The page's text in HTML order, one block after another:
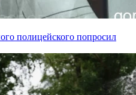
полицейского попросил